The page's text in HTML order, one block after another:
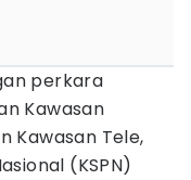
perkara
Kawasan
Kawasan Tele,
(KSPN)